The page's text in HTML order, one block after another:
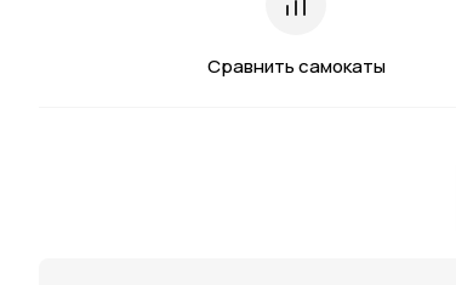
Сравнить самокаты